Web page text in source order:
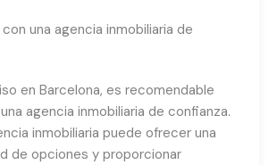
una agencia inmobiliaria de
en Barcelona, es recomendable
agencia inmobiliaria de confianza.
inmobiliaria puede ofrecer una
de opciones y proporcionar